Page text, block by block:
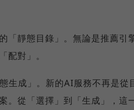
「靜態目錄」。無論是推薦引
配對」。
生成」。新的AI服務不再是從
。從「選擇」到「生成」，這